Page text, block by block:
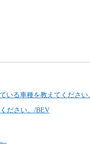
いる車種を教えてください
ださい。/BEV